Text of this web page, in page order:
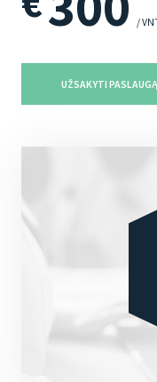
/
UŽSAKYTI PASLAUGĄ